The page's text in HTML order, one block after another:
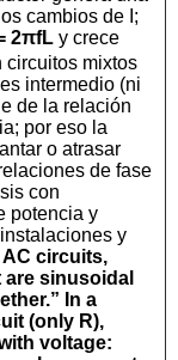
cambios de I;
2πfL y crece
circuitos mixtos
intermedio (ni
de la relación
por eso la
o atrasar
de fase
con
potencia y
y
AC circuits,
sinusoidal
In a
(only R),
voltage: